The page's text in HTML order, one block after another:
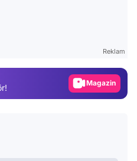
Reklam
Magazin